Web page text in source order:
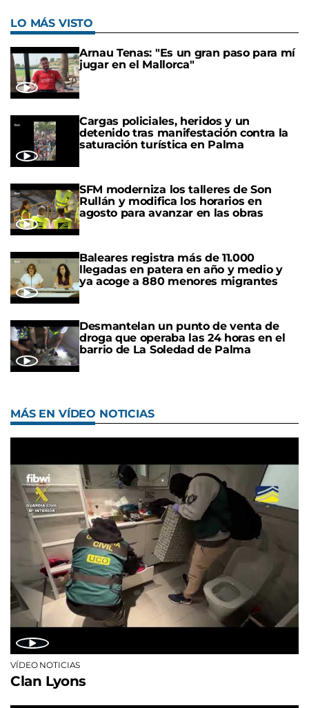
LO MÁS VISTO
Arnau Tenas: "Es un gran paso para mí
jugar en el Mallorca"
Cargas policiales, heridos y un
detenido tras manifestación contra la
saturación turística en Palma
SFM moderniza los talleres de Son
Rullán y modifica los horarios en
agosto para avanzar en las obras
Baleares registra más de 11.000
llegadas en patera en año y medio y
ya acoge a 880 menores migrantes
Desmantelan un punto de venta de
droga que operaba las 24 horas en el
barrio de La Soledad de Palma
MÁS EN VÍDEO NOTICIAS
VÍDEO NOTICIAS
Clan Lyons